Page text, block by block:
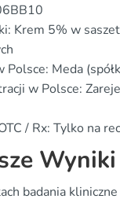
Krem 5% w
Polsce: Meda
w Polsce:
/ Rx: Tylko na
badania kliniczne